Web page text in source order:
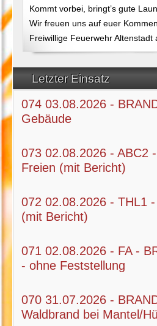
Letzter Einsatz
074 03.08.2026 -
Gebäude
073 02.08.2026 - ABC2
Freien (mit Bericht)
072 02.08.2026 - THL1
(mit Bericht)
071 02.08.2026 - FA -
- ohne Feststellung
070 31.07.2026 -
Waldbrand bei Mantel/
Kommt vorbei, bringt’s gute
Wir freuen uns auf euer
Freiwillige Feuerwehr Altenstadt